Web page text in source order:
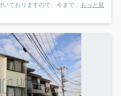
ておりますので、今まで... もっと見